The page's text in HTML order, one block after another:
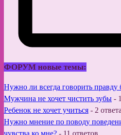
ФОРУМ новые темы:
Нужно ли всегда говорить правду
Мужчина не хочет чистить зубы -
Ребенок не хочет учиться - 2 ответа
Нужно мнение по поводу